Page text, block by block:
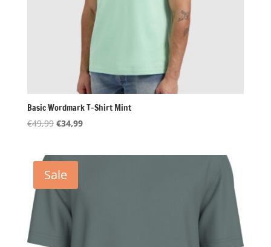
Basic Wordmark T-Shirt Mint
€49,99 Oorspronkelijke
€49,99.
€34,99Huidige
Sale